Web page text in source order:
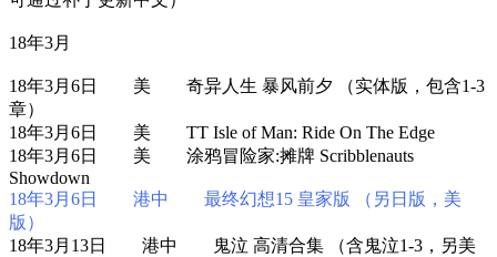
18年3月
18年3月6日 美 奇异人生 暴风前夕 （实体版，包含1-3
章）
18年3月6日 美 TT Isle of Man: Ride On The Edge
18年3月6日 美 涂鸦冒险家:摊牌 Scribblenauts
Showdown
18年3月6日 港中 最终幻想15 皇家版 （另日版，美
版）
18年3月13日 港中 鬼泣 高清合集 （含鬼泣1-3，另美